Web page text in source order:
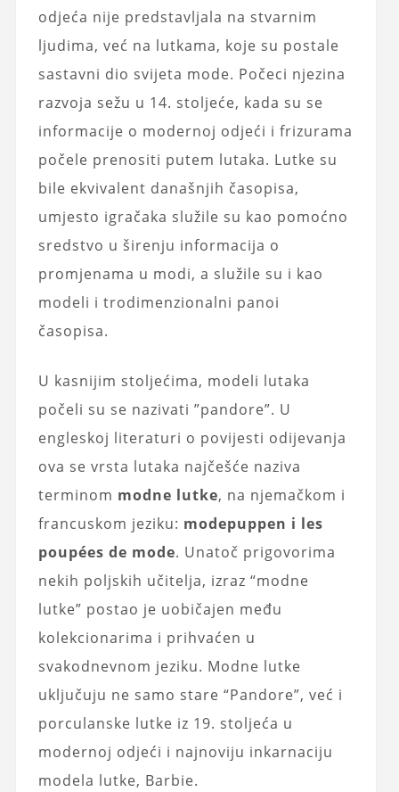
odjeća nije predstavljala na stvarnim
ljudima, već na lutkama, koje su postale
sastavni dio svijeta mode. Počeci njezina
razvoja sežu u 14. stoljeće, kada su se
informacije o modernoj odjeći i frizurama
počele prenositi putem lutaka. Lutke su
bile ekvivalent današnjih časopisa,
umjesto igračaka služile su kao pomoćno
sredstvo u širenju informacija o
promjenama u modi, a služile su i kao
modeli i trodimenzionalni panoi
časopisa.
U kasnijim stoljećima, modeli lutaka
počeli su se nazivati ​​”pandore”. U
engleskoj literaturi o povijesti odijevanja
ova se vrsta lutaka najčešće naziva
terminom modne lutke, na njemačkom i
francuskom jeziku: modepuppen i les
poupées de mode. Unatoč prigovorima
nekih poljskih učitelja, izraz “modne
lutke” postao je uobičajen među
kolekcionarima i prihvaćen u
svakodnevnom jeziku. Modne lutke
uključuju ne samo stare “Pandore”, već i
porculanske lutke iz 19. stoljeća u
modernoj odjeći i najnoviju inkarnaciju
modela lutke, Barbie.